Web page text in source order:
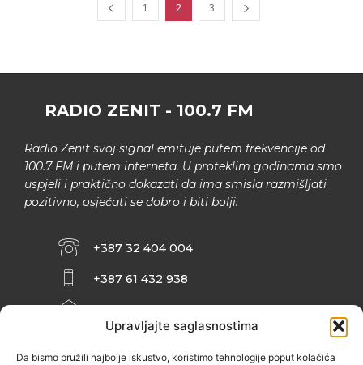
Upravljajte saglasnostima
Da bismo pružili najbolje iskustvo, koristimo tehnologije poput kolačića
1 2 3
RADIO ZENIT - 100.7 FM
Radio Zenit svoj signal emituje putem frekvencije od
100.7 FM i putem interneta. U proteklim godinama smo
uspjeli i praktično dokazati da ima smisla razmišljati
pozitivno, osjećati se dobro i biti bolji.
+387 32 404 004
+387 61 432 938
ZENIČANKA, 3. SPRAT), 72000 ZENICA